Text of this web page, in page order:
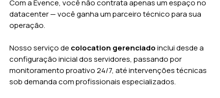
Com a Evence, você não contrata apenas um espaço no
datacenter — você ganha um parceiro técnico para sua
operação.
Nosso serviço de colocation gerenciadoinclui desde a
configuração inicial dos servidores, passando por
monitoramento proativo 24/7, até intervenções técnicas
sob demanda com profissionais especializados.